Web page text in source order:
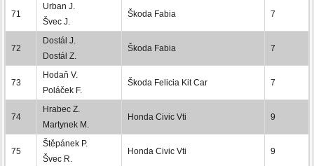
71
Urban J.
Švec J.
Škoda Fabia 7
72
Dostál J.
Dostál Z.
Škoda Fabia 7
73
Hodaň V.
Poláček F.
Škoda Felicia Kit Car 7
74
Hrabec Z.
Martynek M.
Honda Civic Vti 9
75
Štěpánek P.
Švec R.
Honda Civic Vti 9